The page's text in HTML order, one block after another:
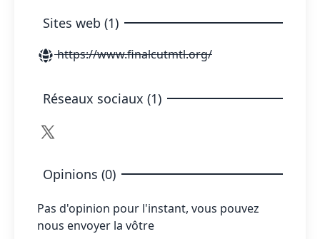
Sites web (1)
https://www.finalcutmtl.org/
Réseaux sociaux (1)
Opinions (0)
Pas d'opinion pour l'instant, vous pouvez
nous envoyer la vôtre